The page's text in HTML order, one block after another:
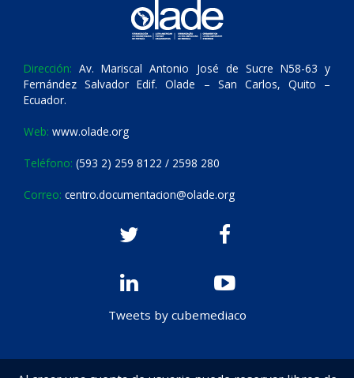
Dirección: Av. Mariscal Antonio José de Sucre N58-63 y
Fernández Salvador Edif. Olade – San Carlos, Quito –
Ecuador.
Web: www.olade.org
Teléfono: (593 2) 259 8122 / 2598 280
Correo: centro.documentacion@olade.org
Tweets by cubemediaco